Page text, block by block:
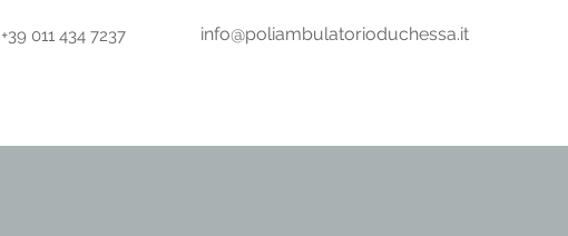
+39 011 434 7237 info@poliambulatorioduchessa.it